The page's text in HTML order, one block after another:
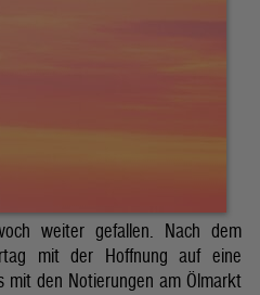
weiter gefallen. Nach dem
mit der Hoffnung auf eine
mit den Notierungen am Ölmarkt